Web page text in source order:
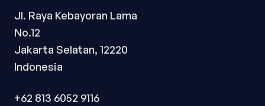
Jl. Raya Kebayoran Lama
No.12
Jakarta Selatan, 12220
Indonesia
+62 813 6052 9116